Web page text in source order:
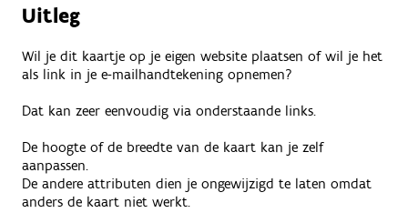
Uitleg
Wil je dit kaartje op je eigen website plaatsen of wil je het
als link in je e-mailhandtekening opnemen?
Dat kan zeer eenvoudig via onderstaande links.
De hoogte of de breedte van de kaart kan je zelf
aanpassen.
De andere attributen dien je ongewijzigd te laten omdat
anders de kaart niet werkt.